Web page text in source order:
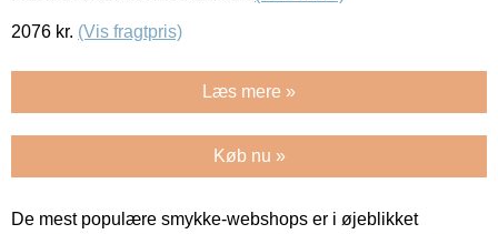
2076 kr. (Vis fragtpris)
Læs mere »
Køb nu »
De mest populære smykke-webshops er i øjeblikket